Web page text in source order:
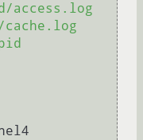
access.log